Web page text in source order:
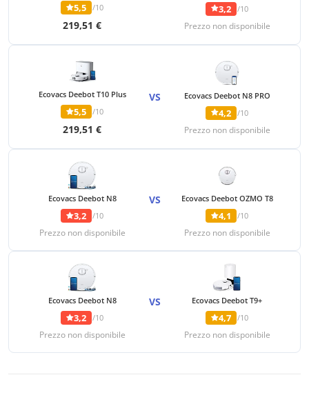
5,5 /10
219,51 €
3,2 /10
Prezzo non disponibile
Ecovacs Deebot T10 Plus
5,5 /10
219,51 €
VS Ecovacs Deebot N8 PRO
4,2 /10
Prezzo non disponibile
Ecovacs Deebot N8
3,2 /10
Prezzo non disponibile
VS Ecovacs Deebot OZMO T8
4,1 /10
Prezzo non disponibile
Ecovacs Deebot N8
3,2 /10
Prezzo non disponibile
VS Ecovacs Deebot T9+
4,7 /10
Prezzo non disponibile